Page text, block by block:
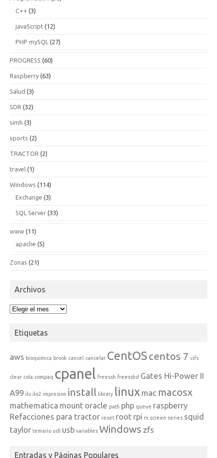
C++ (3)
javaScript (12)
PHP mySQL (27)
PROGRESS (60)
Raspberry (63)
Salud (3)
SDR (32)
simh (3)
sports (2)
TRACTOR (2)
travel (1)
Windows (114)
Exchange (3)
SQL Server (33)
www (11)
apache (5)
Zonas (21)
Archivos
Archivos
Etiquetas
aws bioquimica brook cancel cancelar CentOS centos 7 cifs
clear cola compaq cpanel freessh freesshd Gates Hi-Power II
A99 ilo ilo2 impresion install library linux mac macosx
mathematica mount oracle path php queue raspberry
Refacciones para tractor reset root rpi rx screen series squid
taylor temario udl usb variables Windows zfs
Entradas y Páginas Populares